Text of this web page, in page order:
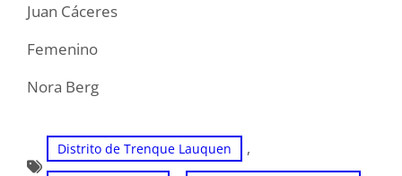
Juan Cáceres
Femenino
Nora Berg
Distrito de Trenque Lauquen ,